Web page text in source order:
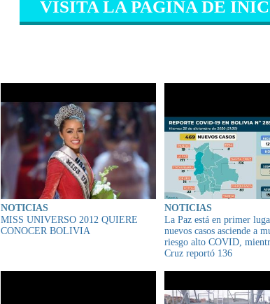
VISITA LA PAGINA DE
NOTICIAS
MISS UNIVERSO 2012 QUIERE
CONOCER BOLIVIA
NOTICIAS
La Paz está en primer
nuevos casos asciende a
riesgo alto COVID,
Cruz reportó 136